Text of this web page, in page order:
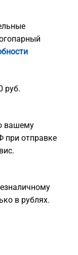
руб.
вашему
при отправке
в рублях.